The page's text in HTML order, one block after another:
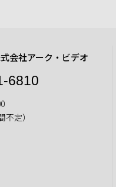
会社アーク・ビデオ
6810
定）